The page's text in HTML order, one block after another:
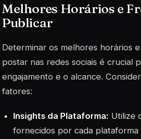
Melhores Horários e
Publicar
Determinar os melhores horários
postar nas redes sociais é crucial
engajamento e o alcance.
fatores:
Insights da Plataforma: Utilize
fornecidos por cada plataforma